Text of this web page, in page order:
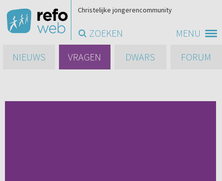
MENU
Christelijke jongerencommunity
ZOEKEN
NIEUWS
VRAGEN DWARS FORUM